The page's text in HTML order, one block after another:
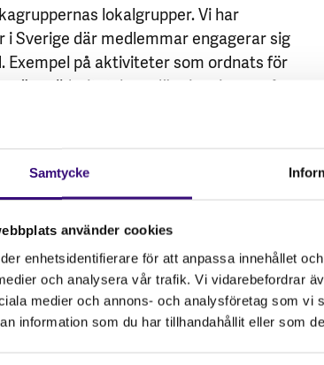
Samtycke
använder cookies
enhetsidentifierare för att anpassa innehållet
och analysera vår trafik. Vi vidarebefordrar
medier och annons- och analysföretag som
information som du har tillhandahållit eller som
lokalgrupper. Vi har
Sverige där medlemmar engagerar sig
Exempel på aktiviteter som ordnats för
är solidaritetslopp där vi springer, går
parollen #springförfrihet
som är sann som
är källkritik väldigt viktigt.
av informationen du tar del av.
eller reportage med
anonymt konto på sociala medier? Är
med eventuellt eget